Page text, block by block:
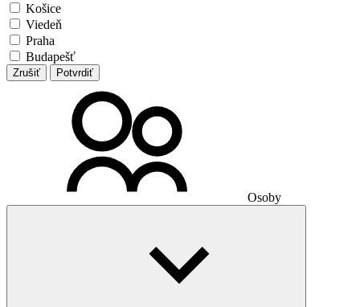
Košice
Viedeň
Praha
Budapešť
Zrušiť Potvrdiť
Osoby